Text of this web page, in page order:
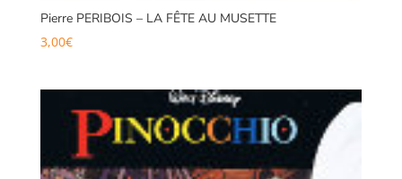
Pierre PERIBOIS – LA FÊTE AU MUSETTE
3,00€